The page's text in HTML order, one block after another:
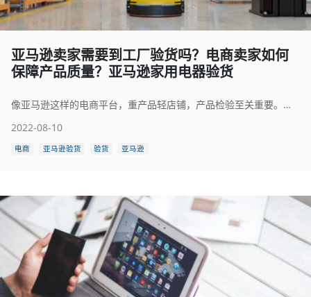
亚马逊卖家需要到工厂验货吗？电商卖家如何
保障产品质量？亚马逊家用电器验货
像亚马逊这样的电商平台，重产品轻店铺，产品检验至关重要。亚马逊平台超过二分之一的退货都是因为产品破损，功能失效等质量问题，而完好的包装也更能打动消费者进而带来好评，因此，亚马逊产品出货前的工厂验货是很有必要的。
2022-08-10
电商 亚马逊验货 验货 亚马逊